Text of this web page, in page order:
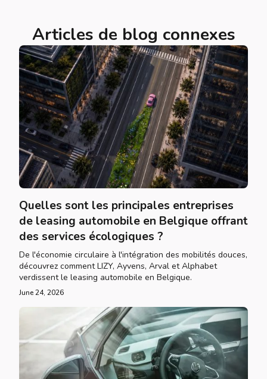
Articles de blog connexes
Quelles sont les principales entreprises
de leasing automobile en Belgique offrant
des services écologiques ?
De l'économie circulaire à l'intégration des mobilités douces,
découvrez comment LIZY, Ayvens, Arval et Alphabet
verdissent le leasing automobile en Belgique.
June 24, 2026